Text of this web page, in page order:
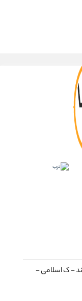
- ک اسلامی -